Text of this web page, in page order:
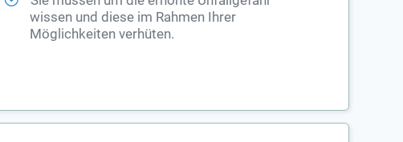
wissen und diese im Rahmen Ihrer
Möglichkeiten verhüten.